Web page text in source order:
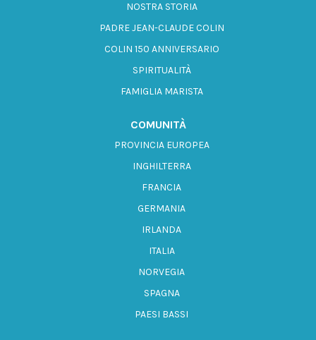
NOSTRA STORIA
PADRE JEAN-CLAUDE COLIN
COLIN 150 ANNIVERSARIO
SPIRITUALITÀ
FAMIGLIA MARISTA
COMUNITÀ
PROVINCIA EUROPEA
INGHILTERRA
FRANCIA
GERMANIA
IRLANDA
ITALIA
NORVEGIA
SPAGNA
PAESI BASSI